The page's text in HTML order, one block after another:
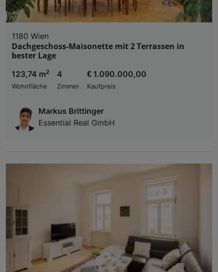
1180 Wien
Dachgeschoss-Maisonette mit 2 Terrassen in
bester Lage
123,74 m2
Wohnfläche
4
Zimmer
€ 1.090.000,00
Kaufpreis
Markus Brittinger
Essential Real GmbH